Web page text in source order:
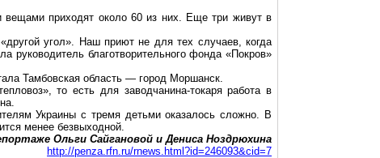
вещами приходят около 60 из них. Еще три живут в
угол». Наш приют не для тех случаев, когда
благотворительного фонда «Покров»
Тамбовская область — город Моршанск.
то есть для заводчанина-токаря работа в
Украины с тремя детьми оказалось сложно. В
менее безвыходной.
Ольги Сайгановой и Дениса Ноздрюхина
http://penza.rfn.ru/rnews.html?id=246093&cid=7